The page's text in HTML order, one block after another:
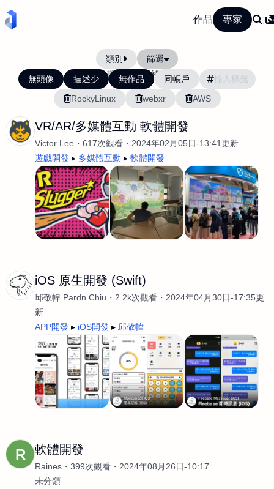
作品 專家
類別 篩選
當前排序: 活躍度
無頭像 描述少 無作品
同帳戶
RockyLinux
webxr AWS
VR/AR/多媒體互動 軟體開發
Victor Lee 617次觀看
2024年02月05日-13:41更新
遊戲開發
多媒體互動 軟體開發
iOS 原生開發 (Swift)
邱敬幃 Pardn Chiu 2.2k次觀看
2024年04月30日-17:35更
新
APP開發
iOS開發 邱敬幃
R 軟體開發
Raines 399次觀看
2024年08月26日-10:17
未分類